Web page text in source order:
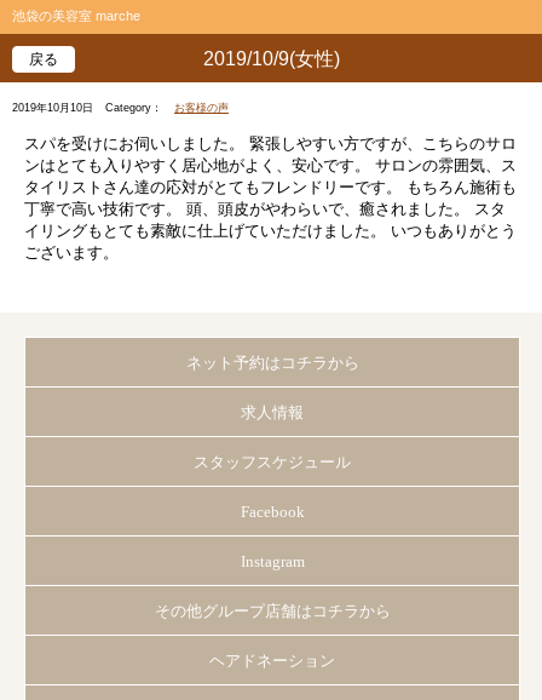
池袋の美容室 marche
2019/10/9(女性)
戻る
2019年10月10日 Category： お客様の声
スパを受けにお伺いしました。 緊張しやすい方ですが、こちらのサロ
ンはとても入りやすく居心地がよく、安心です。 サロンの雰囲気、ス
タイリストさん達の応対がとてもフレンドリーです。 もちろん施術も
丁寧で高い技術です。 頭、頭皮がやわらいで、癒されました。 スタ
イリングもとても素敵に仕上げていただけました。 いつもありがとう
ございます。
ネット予約はコチラから
求人情報
スタッフスケジュール
Facebook
Instagram
その他グループ店舗はコチラから
ヘアドネーション